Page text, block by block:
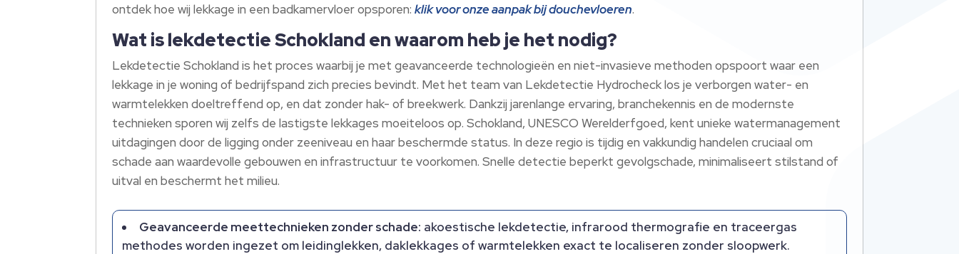
ontdek hoe wij lekkage in een badkamervloer opsporen:klik voor onze aanpak bij douchevloeren.
Wat is lekdetectie Schokland en waarom heb je het nodig?
Lekdetectie Schokland is het proces waarbij je met geavanceerde technologieën en niet-invasieve methoden opspoort waar een
lekkage in je woning of bedrijfspand zich precies bevindt. Met het team van Lekdetectie Hydrocheck los je verborgen water- en
warmtelekken doeltreffend op, en dat zonder hak- of breekwerk. Dankzij jarenlange ervaring, branchekennis en de modernste
technieken sporen wij zelfs de lastigste lekkages moeiteloos op. Schokland, UNESCO Werelderfgoed, kent unieke watermanagement
uitdagingen door de ligging onder zeeniveau en haar beschermde status. In deze regio is tijdig en vakkundig handelen cruciaal om
schade aan waardevolle gebouwen en infrastructuur te voorkomen. Snelle detectie beperkt gevolgschade, minimaliseert stilstand of
uitval en beschermt het milieu.
Geavanceerde meettechnieken zonder schade: akoestische lekdetectie, infrarood thermografie en traceergas
methodes worden ingezet om leidinglekken, daklekkages of warmtelekken exact te localiseren zonder sloopwerk.